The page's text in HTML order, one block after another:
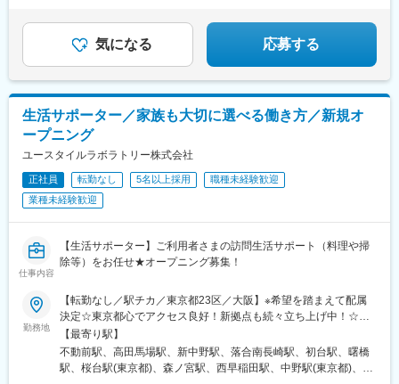
気になる 応募する
生活サポーター／家族も大切に選べる働き方／新規オ
ープニング
ユースタイルラボラトリー株式会社
正社員 転勤なし 5名以上採用
職種未経験歓迎
業種未経験歓迎
仕事内容
【生活サポーター】ご利用者さまの訪問生活サポート（料理や掃
除等）をお任せ★オープニング募集！
勤務地
【転勤なし／駅チカ／東京都23区／大阪】※希望を踏まえて配属
決定☆東京都心でアクセス良好！新拠点も続々立ち上げ中！☆大
阪拠点、2026年新規オープン！《採用拠点》■ユースタイルケア
大阪城南大阪市中央区法円坂1-1-38「森ノ宮駅」より徒歩10分
「谷町四丁目駅」より徒歩8分■ユースタイルケア 不動前東京都目
【最寄り駅】
不動前駅、高田馬場駅、新中野駅、落合南長崎駅、初台駅、曙橋
駅、桜台駅(東京都)、森ノ宮駅、西早稲田駅、中野駅(東京都)、